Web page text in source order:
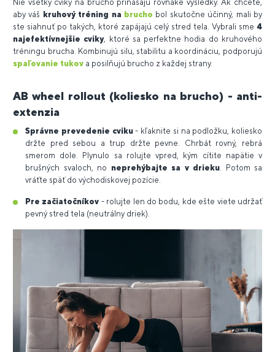
Nie všetky cviky na brucho prinášajú rovnaké výsledky. Ak chcete,
aby váš kruhový tréning na brucho bol skutočne účinný, mali by
ste siahnuť po takých, ktoré zapájajú celý stred tela. Vybrali sme 4
najefektívnejšie cviky, ktoré sa perfektne hodia do kruhového
tréningu brucha. Kombinujú silu, stabilitu a koordináciu, podporujú
spaľovanie tukov a posilňujú brucho z každej strany.
AB wheel rollout (koliesko na brucho) - anti-
extenzia
Správne prevedenie cviku- kľaknite si na podložku, koliesko
držte pred sebou a trup držte pevne. Chrbát rovný, rebrá
smerom dole. Plynulo sa rolujte vpred, kým cítite napätie v
brušných svaloch, no neprehýbajte sa v drieku. Potom sa
vráťte späť do východiskovej pozície.
Pre začiatočníkov - rolujte len do bodu, kde ešte viete udržať
pevný stred tela (neutrálny driek).